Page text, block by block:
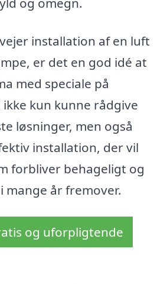
installation af en luft
er det en god idé at
med speciale på
kun kunne rådgive
løsninger, men også
installation, der vil
forbliver behageligt og
mange år fremover.
og uforpligtende